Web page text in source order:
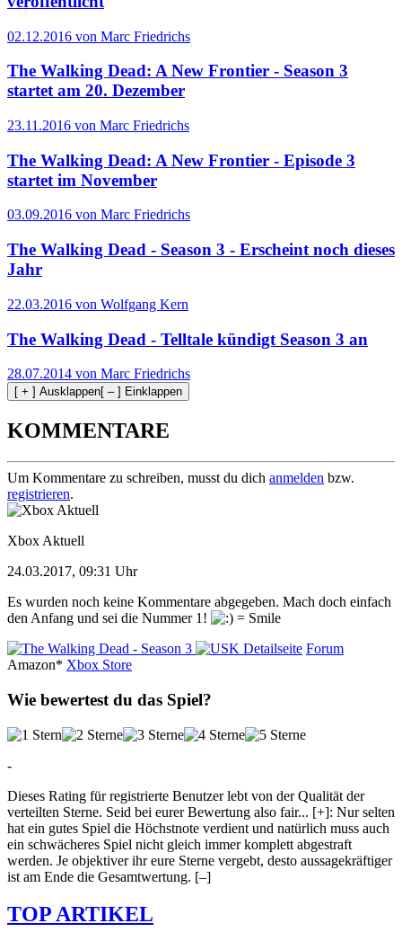
02.12.2016 von Marc Friedrichs
The Walking Dead: A New Frontier - Season 3
startet am 20. Dezember
23.11.2016 von Marc Friedrichs
The Walking Dead: A New Frontier - Episode 3
startet im November
03.09.2016 von Marc Friedrichs
The Walking Dead - Season 3 - Erscheint noch dieses
Jahr
22.03.2016 von Wolfgang Kern
The Walking Dead - Telltale kündigt Season 3 an
28.07.2014 von Marc Friedrichs
[ + ] Ausklappen[ – ] Einklappen
KOMMENTARE
Um Kommentare zu schreiben, musst du dich anmelden bzw.
registrieren.
Xbox Aktuell
24.03.2017, 09:31 Uhr
Es wurden noch keine Kommentare abgegeben. Mach doch einfach
den Anfang und sei die Nummer 1!
Detailseite Forum
Amazon* Xbox Store
Wie bewertest du das Spiel?
-
Dieses Rating für registrierte Benutzer lebt von der Qualität der
verteilten Sterne. Seid bei eurer Bewertung also fair... [+]: Nur selten
hat ein gutes Spiel die Höchstnote verdient und natürlich muss auch
ein schwächeres Spiel nicht gleich immer komplett abgestraft
werden. Je objektiver ihr eure Sterne vergebt, desto aussagekräftiger
ist am Ende die Gesamtwertung. [–]
TOP ARTIKEL